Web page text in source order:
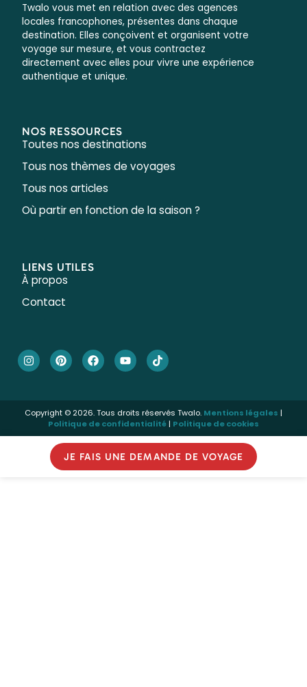
Twalo vous met en relation avec des agences
locales francophones, présentes dans chaque
destination. Elles conçoivent et organisent votre
voyage sur mesure, et vous contractez
directement avec elles pour vivre une expérience
authentique et unique.
NOS RESSOURCES
Toutes nos destinations
Tous nos thèmes de voyages
Tous nos articles
Où partir en fonction de la saison ?
LIENS UTILES
À propos
Contact
Copyright © 2026. Tous droits réservés Twalo. Mentions légales |
Politique de confidentialité| Politique de cookies
JE FAIS UNE DEMANDE DE VOYAGE